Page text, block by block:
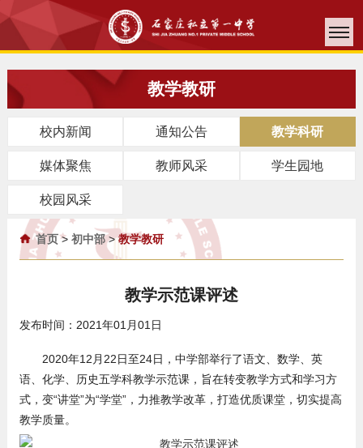
教学教研
校内新闻 通知公告 教学科研
媒体聚焦 教师风采 学生园地
校园风采
首页> 初中部>教学教研
教学示范课评述
发布时间：2021年01月01日
2020年12月22日至24日，中学部举行了语文、数学、英
语、化学、历史五学科教学示范课，旨在转变教学方式和学习方
式，变“讲堂”为“学堂”，力推教学改革，打造优质课堂，切实提高
教学质量。